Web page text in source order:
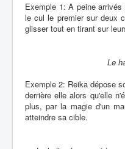
Exemple 1: A peine
le cul le premier sur deux
glisser tout en tirant sur
Le
Exemple 2: Reika dépose
derrière elle alors qu'elle
plus, par la magie d'un
atteindre sa cible.